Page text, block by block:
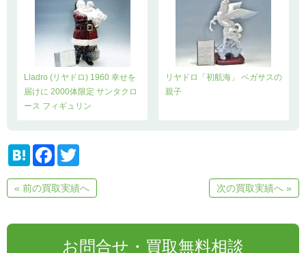
Lladro (リヤドロ) 1960 幸せを
届けに 2000体限定 サンタクロ
ース フィギュリン
リヤドロ「初航海」 ペガサスの
親子
H
e
n
F
e
b
k
t
t
« 前の買取実績へ 次の買取実績へ »
お問合せ・買取無料相談